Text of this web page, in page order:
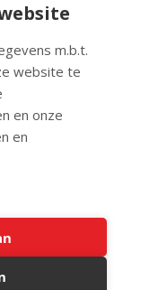
m.b.t.
website te
en onze
en
alle artikelen rust
.